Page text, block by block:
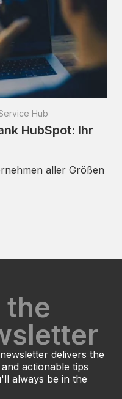
Hub
HubSpot: Ihr
aller Größen
the
delivers the
actionable tips
always be in the